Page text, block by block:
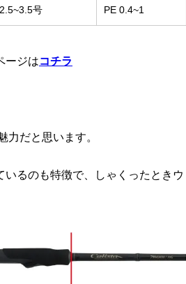
号 PE 0.4~1
ージはコチラ
力だと思います。
るのも特徴で、しゃくったときウ